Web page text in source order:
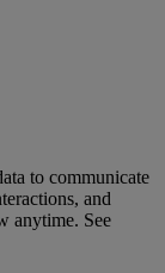
to communicate
and
anytime. See